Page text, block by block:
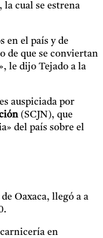
, la cual se estrena
en el país y de
de que se conviertan
le dijo Tejado a la
auspiciada por
(SCJN), que
del país sobre el
Oaxaca, llegó a a
carnicería en